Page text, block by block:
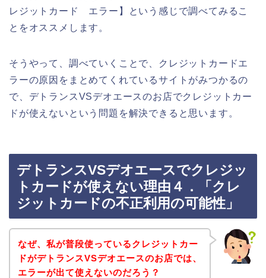
レジットカード エラー】という感じで調べてみるこ
とをオススメします。
そうやって、調べていくことで、クレジットカードエ
ラーの原因をまとめてくれているサイトがみつかるの
で、デトランスVSデオエースのお店でクレジットカー
ドが使えないという問題を解決できると思います。
デトランスVSデオエースでクレジッ
トカードが使えない理由４．「クレ
ジットカードの不正利用の可能性」
なぜ、私が普段使っているクレジットカー
ドがデトランスVSデオエースのお店では、
エラーが出て使えないのだろう？